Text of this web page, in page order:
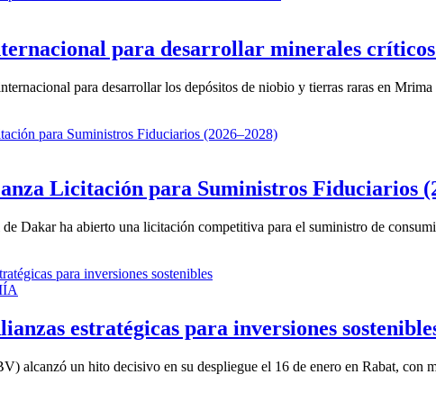
para desarrollar minerales
para desarrollar los depósitos de niobio y tierras raras en
Licitación para Suministros Fiduciarios
Dakar ha abierto una licitación competitiva para el suministro de
estratégicas para inversiones
alcanzó un hito decisivo en su despliegue el 16 de enero en Rabat, con